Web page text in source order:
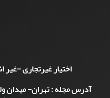
اختیار غیرتجاری -غیر
آدرس مجله : تهران- میدان